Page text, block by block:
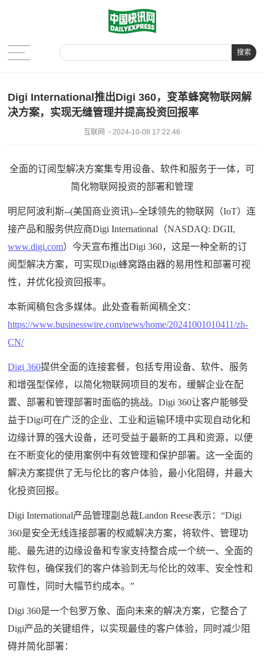
搜索
Digi International推出Digi 360，变革蜂窝物联网解
决方案，实现无缝管理并提高投资回报率
互联网 2024-10-08 17:22:46
全面的订阅型解决方案集专用设备、软件和服务于一体，可
简化物联网投资的部署和管理
明尼阿波利斯--(美国商业资讯)--全球领先的物联网（IoT）连
接产品和服务供应商Digi International（NASDAQ: DGII,
www.digi.com）今天宣布推出Digi 360，这是一种全新的订
阅型解决方案，可实现Digi蜂窝路由器的易用性和部署可视
性，并优化投资回报率。
本新闻稿包含多媒体。此处查看新闻稿全文：
https://www.businesswire.com/news/home/20241001010411/zh-
CN/
Digi 360提供全面的连接套餐，包括专用设备、软件、服务
和增强型保修，以简化物联网项目的发布，缓解企业在配
置、部署和管理部署时面临的挑战。Digi 360让客户能够受
益于Digi可在广泛的企业、工业和运输环境中实现自动化和
边缘计算的强大设备，还可受益于最新的工具和资源，以便
在不断变化的使用案例中有效管理和保护部署。这一全面的
解决方案提供了无与伦比的客户体验，最小化阻碍，并最大
化投资回报。
Digi International产品管理副总裁Landon Reese表示：“Digi
360是安全无线连接部署的权威解决方案，将软件、管理功
能、最先进的边缘设备和专家支持整合成一个统一、全面的
软件包，确保我们的客户体验到无与伦比的效率、安全性和
可靠性，同时大幅节约成本。”
Digi 360是一个包罗万象、面向未来的解决方案，它整合了
Digi产品的关键组件，以实现最佳的客户体验，同时减少阻
碍并简化部署：